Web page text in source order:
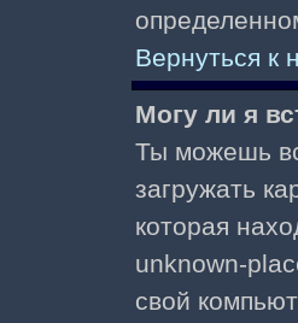
Вернуться к
Могу ли я
Ты можешь
загружать
которая
unknown-
свой